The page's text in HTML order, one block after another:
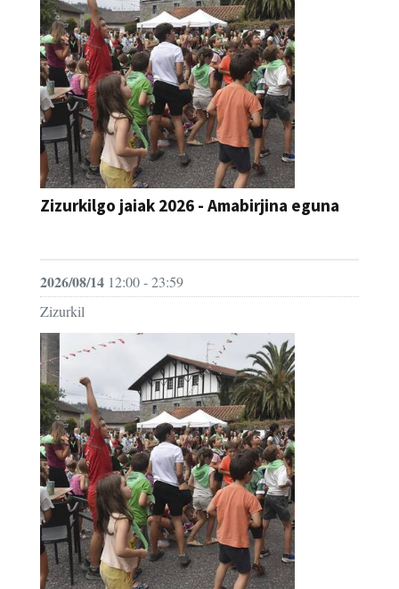
Zizurkilgo jaiak 2026 - Amabirjina eguna
2026/08/14 12:00 - 23:59
Zizurkil